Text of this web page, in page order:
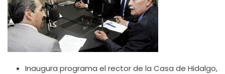
Inaugura programa el rector de la Casa de Hidalgo,